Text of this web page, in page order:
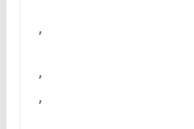
,
,
,